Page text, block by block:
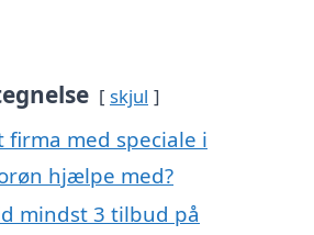
skjul
firma med speciale i
hjælpe med?
mindst 3 tilbud på